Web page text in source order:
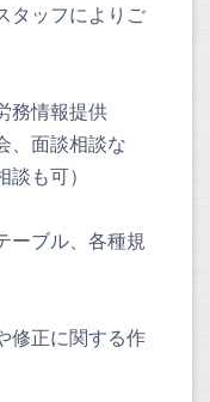
タッフによりご
務情報提供
、面談相談な
も可）
ーブル、各種規
修正に関する作